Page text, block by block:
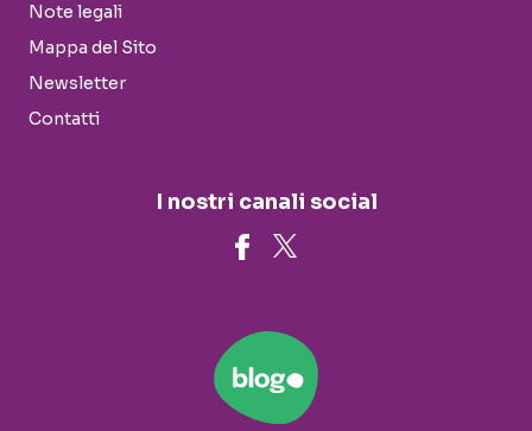
Note legali
Mappa del Sito
Newsletter
Contatti
I nostri canali social